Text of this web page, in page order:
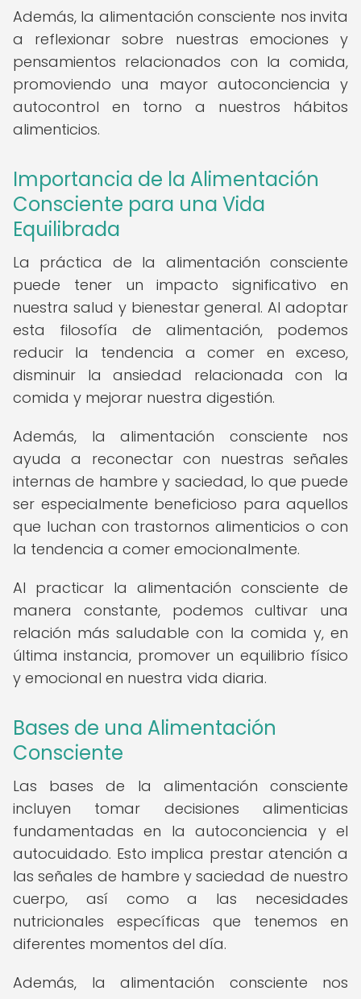
Además, la alimentación consciente nos invita
a reflexionar sobre nuestras emociones y
pensamientos relacionados con la comida,
promoviendo una mayor autoconciencia y
autocontrol en torno a nuestros hábitos
alimenticios.
Importancia de la Alimentación
Consciente para una Vida
Equilibrada
La práctica de la alimentación consciente
puede tener un impacto significativo en
nuestra salud y bienestar general. Al adoptar
esta filosofía de alimentación, podemos
reducir la tendencia a comer en exceso,
disminuir la ansiedad relacionada con la
comida y mejorar nuestra digestión.
Además, la alimentación consciente nos
ayuda a reconectar con nuestras señales
internas de hambre y saciedad, lo que puede
ser especialmente beneficioso para aquellos
que luchan con trastornos alimenticios o con
la tendencia a comer emocionalmente.
Al practicar la alimentación consciente de
manera constante, podemos cultivar una
relación más saludable con la comida y, en
última instancia, promover un equilibrio físico
y emocional en nuestra vida diaria.
Bases de una Alimentación
Consciente
Las bases de la alimentación consciente
incluyen tomar decisiones alimenticias
fundamentadas en la autoconciencia y el
autocuidado. Esto implica prestar atención a
las señales de hambre y saciedad de nuestro
cuerpo, así como a las necesidades
nutricionales específicas que tenemos en
diferentes momentos del día.
Además, la alimentación consciente nos